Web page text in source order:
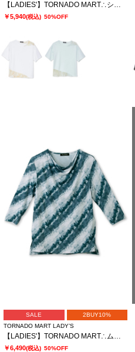
【LADIES'】TORNADO MART∴シアーマーブル切り替えオーバーTシャツ
￥5,940(税込) 50%OFF
SALE
2BUY10%
TORNADO MART LADY’S
￥6,490(税込) 50%OFF